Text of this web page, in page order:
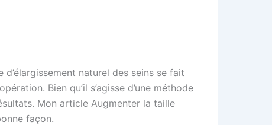
naturel des seins se fait
Bien qu’il s’agisse d’une méthode
Mon article Augmenter la taille
façon.